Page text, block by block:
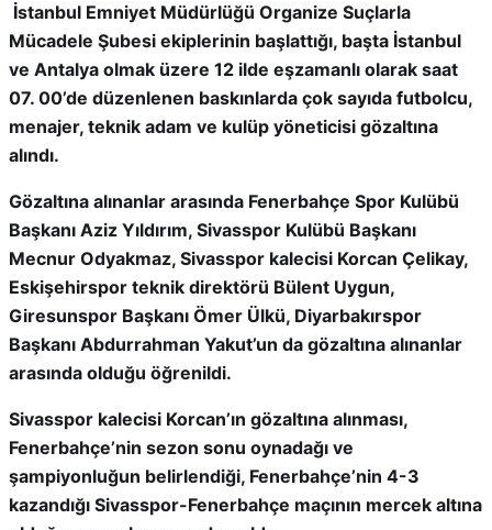
İstanbul Emniyet Müdürlüğü Organize Suçlarla
Mücadele Şubesi ekiplerinin başlattığı, başta İstanbul
ve Antalya olmak üzere 12 ilde eşzamanlı olarak saat
07. 00’de düzenlenen baskınlarda çok sayıda futbolcu,
menajer, teknik adam ve kulüp yöneticisi gözaltına
alındı.
Gözaltına alınanlar arasında Fenerbahçe Spor Kulübü
Başkanı Aziz Yıldırım, Sivasspor Kulübü Başkanı
Mecnur Odyakmaz, Sivasspor kalecisi Korcan Çelikay,
Eskişehirspor teknik direktörü Bülent Uygun,
Giresunspor Başkanı Ömer Ülkü, Diyarbakırspor
Başkanı Abdurrahman Yakut’un da gözaltına alınanlar
arasında olduğu öğrenildi.
Sivasspor kalecisi Korcan’ın gözaltına alınması,
Fenerbahçe’nin sezon sonu oynadağı ve
şampiyonluğun belirlendiği, Fenerbahçe’nin 4-3
kazandığı Sivasspor-Fenerbahçe maçının mercek altına